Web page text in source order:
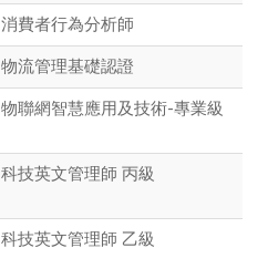
消費者行為分析師
物流管理基礎認證
物聯網智慧應用及技術-專業級
科技英文管理師 丙級
科技英文管理師 乙級